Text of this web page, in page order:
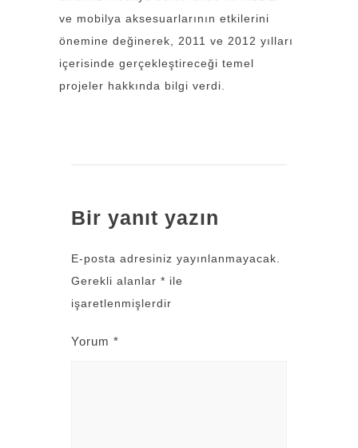
ve mobilya aksesuarlarının etkilerini
önemine değinerek, 2011 ve 2012 yılları
içerisinde gerçekleştireceği temel
projeler hakkında bilgi verdi.
Bir yanıt yazın
E-posta adresiniz yayınlanmayacak.
Gerekli alanlar * ile
işaretlenmişlerdir
Yorum *